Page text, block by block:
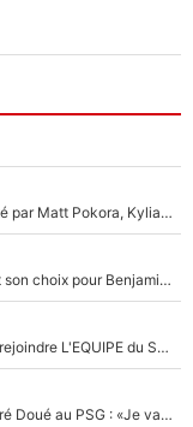
De l'équipe de France à The Voice Kids : Contacté par Matt Pokora, Kylian Mbappé a accepté de jouer un rôle inédit sur TF1 !
La Liga sur beIN Sports c’est terminé, DAZN a fait son choix pour Benjamin Da Silva et Omar Da Fonseca !
Raymond Domenech a posé ses conditions pour rejoindre L'EQUIPE du Soir : Il refuse de faire l'émission avec un autre chroniqueur !
Le transfert de Maghnes Akliouche menace Désiré Doué au PSG : «Je valide à 200%»